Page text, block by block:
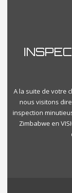
A la suite de votre
nous visitons
inspection
Zimbabwe en